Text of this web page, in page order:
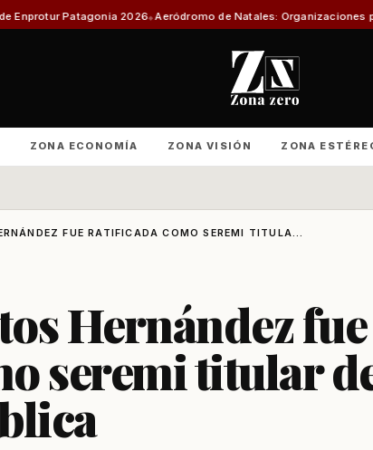
2026 Aeródromo de Natales: Organizaciones productivas exigen
ZONA ECONOMÍA ZONA VISIÓN ZONA
FUE RATIFICADA COMO SEREMI TITULA...
Hernández fue
seremi titular